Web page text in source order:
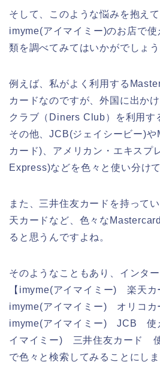
そして、このような悩みを抱え
imyme(アイマイミー)のお店で
類を調べてみてはいかがでしょう
例えば、私がよく利用する
カードなのですが、外国に出か
クラブ（Diners Club）を利用す
その他、JCB(ジェイシービー)
カード)、アメリカン・エキスプ
Express)などを色々と使い分け
また、三井住友カードを持って
天カードなど、色々な
ると思うんですよね。
そのようなこともあり、インター
【imyme(アイマイミー) 楽天
imyme(アイマイミー) オリコ
imyme(アイマイミー) JCB 使
イマイミー) 三井住友カード
で色々と検索してみることにしま